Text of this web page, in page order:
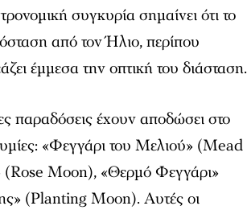
συγκυρία σημαίνει ότι το
από τον Ήλιο, περίπου
έμμεσα την οπτική του διάσταση.
παραδόσεις έχουν αποδώσει στο
«Φεγγάρι του Μελιού» (Mead
Moon), «Θερμό Φεγγάρι»
(Planting Moon). Αυτές οι